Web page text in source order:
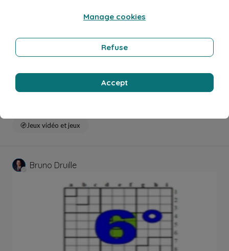
29 mars 2026 1 min de lecture
Jeux vidéo et jeux
Bruno Druille
Manage cookies
Refuse
Accept